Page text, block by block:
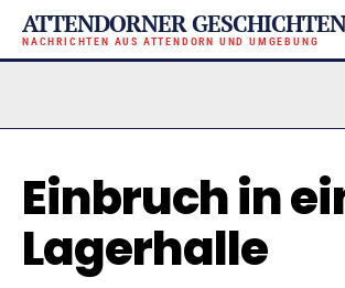
ATTENDORNER GESCHICHTEN
NACHRICHTEN AUS ATTENDORN UND UMGEBUNG
Einbruch in
Lagerhalle